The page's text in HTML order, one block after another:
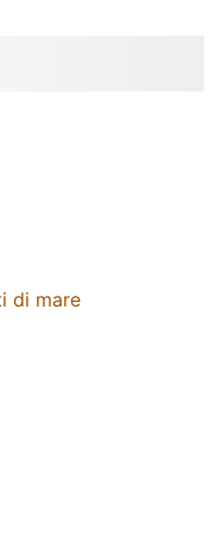
di mare